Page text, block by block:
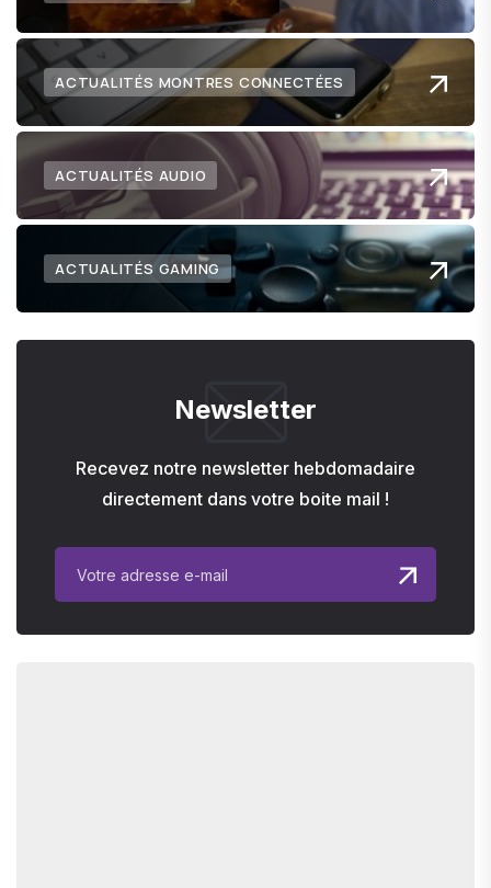
ACTUALITÉS MONTRES CONNECTÉES
ACTUALITÉS AUDIO
ACTUALITÉS GAMING
Newsletter
Recevez notre newsletter hebdomadaire
directement dans votre boite mail !